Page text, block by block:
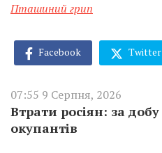
Пташиний грип
Facebook Twitter
07:55 9 Серпня, 2026
Втрати росіян: за
окупантів